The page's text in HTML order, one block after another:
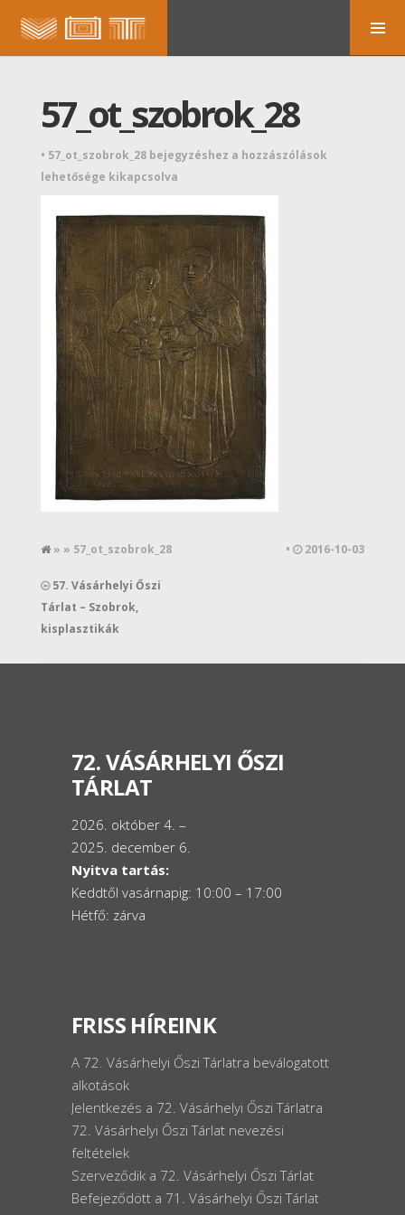
57_ot_szobrok_28
• 57_ot_szobrok_28 bejegyzéshez a hozzászólások
lehetősége kikapcsolva
» » 57_ot_szobrok_28 • 2016-10-03
57. Vásárhelyi Őszi
Tárlat – Szobrok,
kisplasztikák
72. VÁSÁRHELYI ŐSZI
TÁRLAT
2026. október 4. –
2025. december 6.
Nyitva tartás:
Keddtől vasárnapig: 10:00 – 17:00
Hétfő: zárva
FRISS HÍREINK
A 72. Vásárhelyi Őszi Tárlatra beválogatott
alkotások
Jelentkezés a 72. Vásárhelyi Őszi Tárlatra
72. Vásárhelyi Őszi Tárlat nevezési
feltételek
Szerveződik a 72. Vásárhelyi Őszi Tárlat
Befejeződött a 71. Vásárhelyi Őszi Tárlat